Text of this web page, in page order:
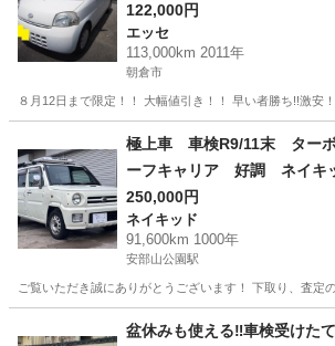
可 個人売買
122,000円
エッセ
113,000km 2011年
朝倉市
８月12日まで限定！！ 大幅値引き！！ 早い者勝ち!!激安
エッセ お買い得
極上車 車検R9/11末 ターボ TV
ーフキャリア 好調 ネイキ
250,000円
ネイキッド
91,600km 1000年
安部山公園駅
ご覧いただき誠にありがとうございます！ 下取り、査
安部山公園駅 ネイキッド
盆休みも使える‼️車検受けた